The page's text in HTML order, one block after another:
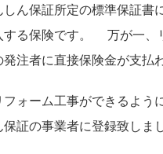
ん保証所定の標準保証
する保険です。 万が一、
注者に直接保険金が支払
ォーム工事ができるよ
証の事業者に登録致しま